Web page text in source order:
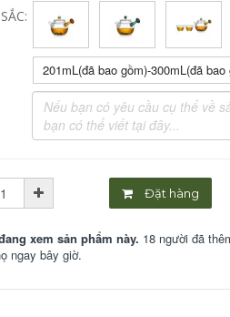
201mL(đã bao gồm)-300mL(đã bao
Đặt hàng
xem sản phẩm này. 18 người đã
ngay bây giờ.